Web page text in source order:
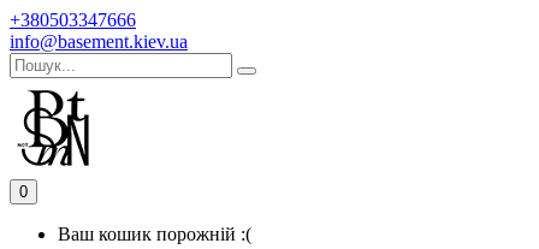
+380503347666
info@basement.kiev.ua
0
Ваш кошик порожній :(